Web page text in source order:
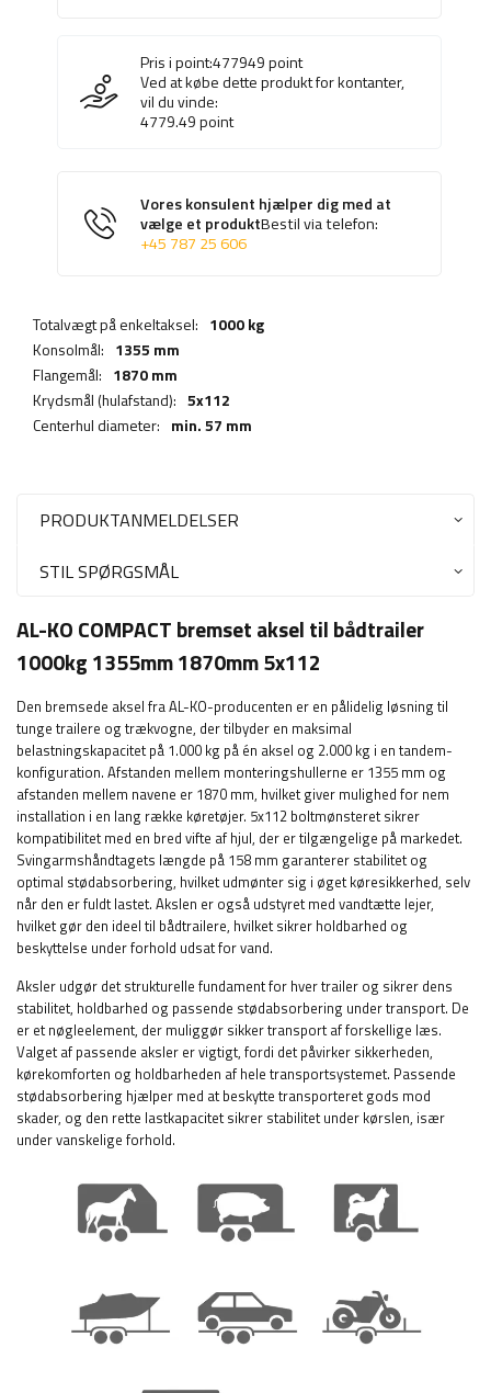
Pris i point:477949point
Ved at købe dette produkt for kontanter,
vil du vinde:
4779.49point
Vores konsulent hjælper dig med at
vælge et produktBestil via telefon:
+45 787 25 606
Totalvægt på enkeltaksel: 1000 kg
Konsolmål: 1355 mm
Flangemål: 1870 mm
Krydsmål (hulafstand): 5x112
Centerhul diameter: min. 57 mm
PRODUKTANMELDELSER
STIL SPØRGSMÅL
AL-KO COMPACT bremset aksel til bådtrailer
1000kg 1355mm 1870mm 5x112
Den bremsede aksel fra AL-KO-producenten er en pålidelig løsning til
tunge trailere og trækvogne, der tilbyder en maksimal
belastningskapacitet på 1.000 kg på én aksel og 2.000 kg i en tandem-
konfiguration. Afstanden mellem monteringshullerne er 1355 mm og
afstanden mellem navene er 1870 mm, hvilket giver mulighed for nem
installation i en lang række køretøjer. 5x112 boltmønsteret sikrer
kompatibilitet med en bred vifte af hjul, der er tilgængelige på markedet.
Svingarmshåndtagets længde på 158 mm garanterer stabilitet og
optimal stødabsorbering, hvilket udmønter sig i øget køresikkerhed, selv
når den er fuldt lastet. Akslen er også udstyret med vandtætte lejer,
hvilket gør den ideel til bådtrailere, hvilket sikrer holdbarhed og
beskyttelse under forhold udsat for vand.
Aksler udgør det strukturelle fundament for hver trailer og sikrer dens
stabilitet, holdbarhed og passende stødabsorbering under transport. De
er et nøgleelement, der muliggør sikker transport af forskellige læs.
Valget af passende aksler er vigtigt, fordi det påvirker sikkerheden,
kørekomforten og holdbarheden af ​​hele transportsystemet. Passende
stødabsorbering hjælper med at beskytte transporteret gods mod
skader, og den rette lastkapacitet sikrer stabilitet under kørslen, især
under vanskelige forhold.